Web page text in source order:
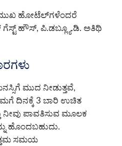
ಹೋಟೆಲ್‌ಗಳೆಂದರೆ
ಹೌಸ್, ಪಿ.ಡಬ್ಲ್ಯೂ.ಡಿ. ಅತಿಥಿ
ಮುದ ನೀಡುತ್ತವೆ,
ದಿನಕ್ಕೆ 3 ಬಾರಿ ಉಚಿತ
ನೀವು ಪಾವತಿಸುವ ಮೂಲಕ
ಹೊಂದಬಹುದು.
ಸಮಯ